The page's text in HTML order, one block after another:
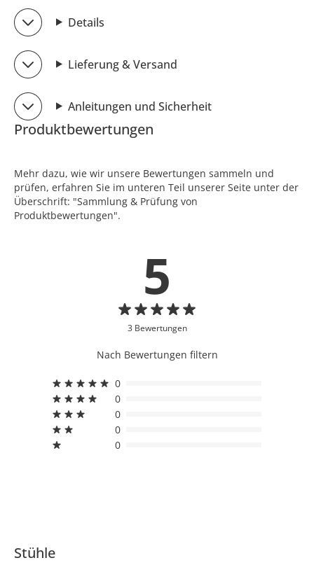
Details
Lieferung & Versand
Anleitungen und Sicherheit
Produktbewertungen
Mehr dazu, wie wir unsere Bewertungen sammeln und
prüfen, erfahren Sie im unteren Teil unserer Seite unter der
Überschrift: "Sammlung & Prüfung von
Produktbewertungen".
5
3 Bewertungen
Nach Bewertungen filtern
0
0
0
0
0
Stühle